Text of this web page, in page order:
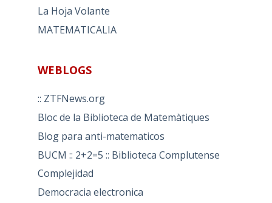
La Hoja Volante
MATEMATICALIA
WEBLOGS
:: ZTFNews.org
Bloc de la Biblioteca de Matemàtiques
Blog para anti-matematicos
BUCM :: 2+2=5 :: Biblioteca Complutense
Complejidad
Democracia electronica